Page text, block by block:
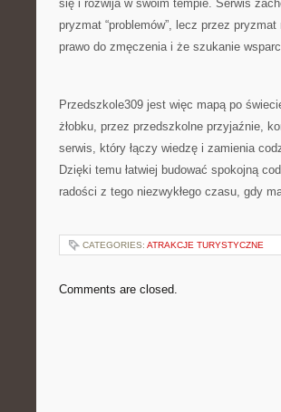
się i rozwija w swoim tempie. Serwis
pryzmat “problemów”, lecz przez
prawo do zmęczenia i że szukanie
Przedszkole309 jest więc mapą po
żłobku, przez przedszkolne przyjaźnie,
serwis, który łączy wiedzę i zamienia
Dzięki temu łatwiej budować spokojną
radości z tego niezwykłego czasu, gdy
CATEGORIES: ATRAKCJE TURYSTYCZNE
Comments are closed.